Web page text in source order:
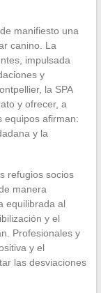
manifiesto una
canino. La
impulsada
y
la SPA
y ofrecer, a
equipos afirman:
y la
refugios socios
manera
equilibrada al
y el
Profesionales y
y el
las desviaciones